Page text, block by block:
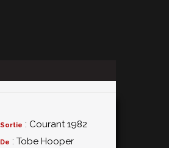
Sortie : Courant 1982
De : Tobe Hooper